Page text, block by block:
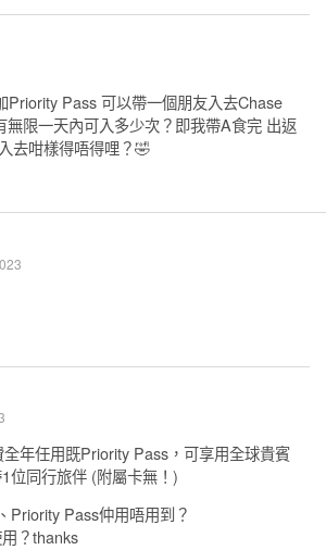
Priority Pass 可以帶一個朋友入去Chase
無限一天內可入多少次？即我帶A食完 出返
去咁樣得唔得哩？🤣
年任用既Priority Pass，可享用全球貴賓
位同行旅伴 (附屬卡無！)
Priority Pass仲用唔用到？
？thanks